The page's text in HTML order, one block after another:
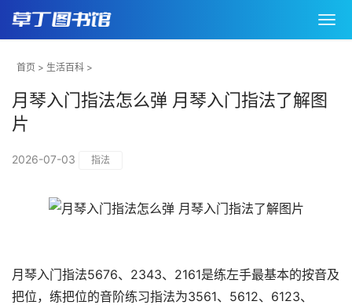
首页 > 生活百科 >
月琴入门指法怎么弹 月琴入门指法了解图
片
2026-07-03 指法
月琴入门指法5676、2343、2161是练左手最基本的按音及
把位，练把位的音阶练习指法为3561、5612、6123、